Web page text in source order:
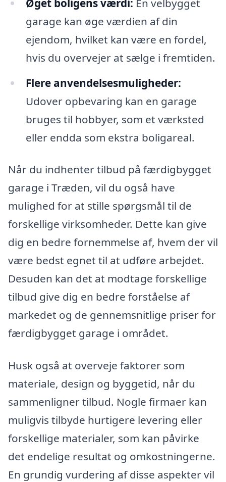
Øget boligens værdi: En velbygget
garage kan øge værdien af din
ejendom, hvilket kan være en fordel,
hvis du overvejer at sælge i fremtiden.
Flere anvendelsesmuligheder:
Udover opbevaring kan en garage
bruges til hobbyer, som et værksted
eller endda som ekstra boligareal.
Når du indhenter tilbud på færdigbygget
garage i Træden, vil du også have
mulighed for at stille spørgsmål til de
forskellige virksomheder. Dette kan give
dig en bedre fornemmelse af, hvem der vil
være bedst egnet til at udføre arbejdet.
Desuden kan det at modtage forskellige
tilbud give dig en bedre forståelse af
markedet og de gennemsnitlige priser for
færdigbygget garage i området.
Husk også at overveje faktorer som
materiale, design og byggetid, når du
sammenligner tilbud. Nogle firmaer kan
muligvis tilbyde hurtigere levering eller
forskellige materialer, som kan påvirke
det endelige resultat og omkostningerne.
En grundig vurdering af disse aspekter vil